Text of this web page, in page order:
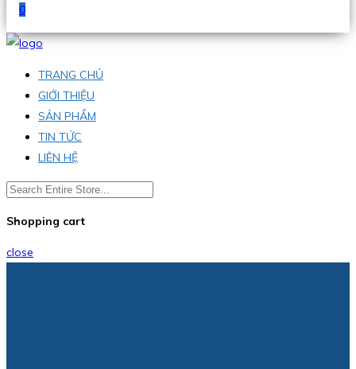
0
TRANG CHỦ
GIỚI THIỆU
SẢN PHẨM
TIN TỨC
LIÊN HỆ
Shopping cart
close